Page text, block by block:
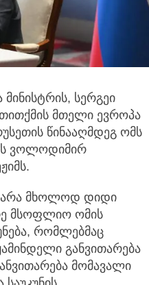
სერგეი
მთელი ევროპა
წინააღმდეგ ომს
ვოლოდიმირ
არა მხოლოდ დიდი
მსოფლიო ომის
რომლებმაც
განვითარება
მომავალი